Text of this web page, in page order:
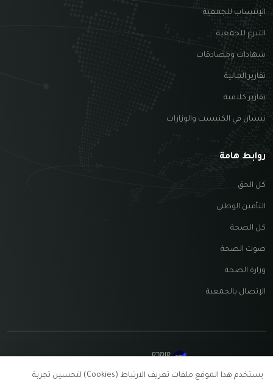
الإنتساب للجمعية
التبرع للجمعية
شهادات ومصادقات
تقارير المالية
تقارير كلامية
نيسان في الكنيست والوزارات
روابط هامة
كل الحق
التأمين الوطني
كل الصحة
صوت الصحة
وزارة الصحة
الإتصال بالجمعية
קומרק
جميع الحقوق محفوظة © جمعية نيسان 2026 —
شروط
يستخدم هذا الموقع ملفات تعريف الارتباط (Cookies) لتحسين تجربة